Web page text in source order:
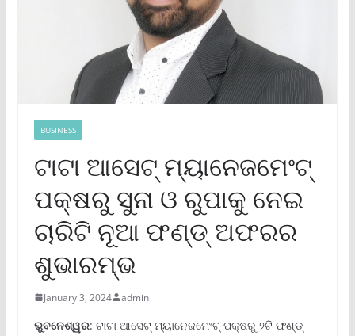
BUSINESS
ଟାଟା ଆସେଟ୍ ମ୍ୟାନେଜମେଂଟ୍
ପକ୍ଷରୁ ସୁନା ଓ ରୁପାକୁ ନେଇ
ଚାରିଟି ନୂଆ ଫଣ୍ଡ୍ ଅଫରର
ଶୁଭାରମ୍ଭ
January 3, 2024 admin
ଭୁବନେଶ୍ୱର: ଟାଟା ଆସେଟ୍ ମ୍ୟାନେଜମେଂଟ୍ ପକ୍ଷରୁ ୨ଟି ଫଣ୍ଡ୍